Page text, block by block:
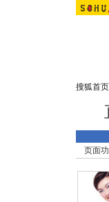
搜狐首页
页面